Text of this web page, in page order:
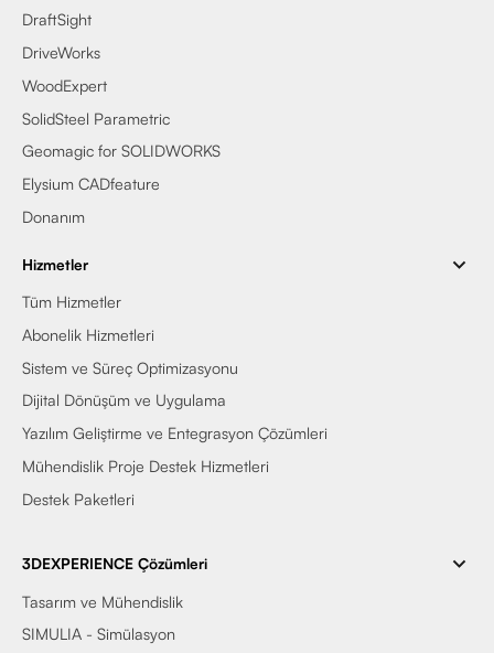
DraftSight
DriveWorks
WoodExpert
SolidSteel Parametric
Geomagic for SOLIDWORKS
Elysium CADfeature
Donanım
Hizmetler
Tüm Hizmetler
Abonelik Hizmetleri
Sistem ve Süreç Optimizasyonu
Dijital Dönüşüm ve Uygulama
Yazılım Geliştirme ve Entegrasyon Çözümleri
Mühendislik Proje Destek Hizmetleri
Destek Paketleri
3DEXPERIENCE Çözümleri
Tasarım ve Mühendislik
SIMULIA - Simülasyon